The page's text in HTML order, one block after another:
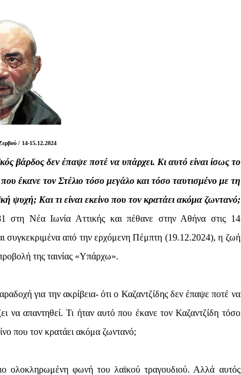
/ 14-15.12.2024
βάρδος δεν έπαψε ποτέ να υπάρχει. Κι αυτό είναι ίσως το
έκανε τον Στέλιο τόσο μεγάλο και τόσο ταυτισμένο με τη
ψυχή; Και τι είναι εκείνο που τον κρατάει ακόμα ζωντανό;
στη Νέα Ιωνία Αττικής και πέθανε στην Αθήνα στις 14
συγκεκριμένα από την ερχόμενη Πέμπτη (19.12.2024), η ζωή
της ταινίας «Υπάρχω».
για την ακρίβεια- ότι ο Καζαντζίδης δεν έπαψε ποτέ να
να απαντηθεί. Τι ήταν αυτό που έκανε τον Καζαντζίδη τόσο
που τον κρατάει ακόμα ζωντανό;
ολοκληρωμένη φωνή του λαϊκού τραγουδιού. Αλλά αυτός